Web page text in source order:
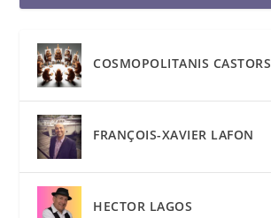
COSMOPOLITANIS CASTORS
FRANÇOIS-XAVIER LAFON
HECTOR LAGOS